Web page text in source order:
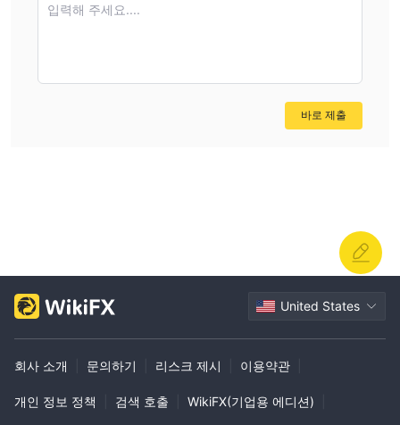
입력해 주세요....
바로 제출
United States
회사 소개 문의하기 리스크 제시 이용약관
개인 정보 정책 검색 호출 WikiFX(기업용 에디션)